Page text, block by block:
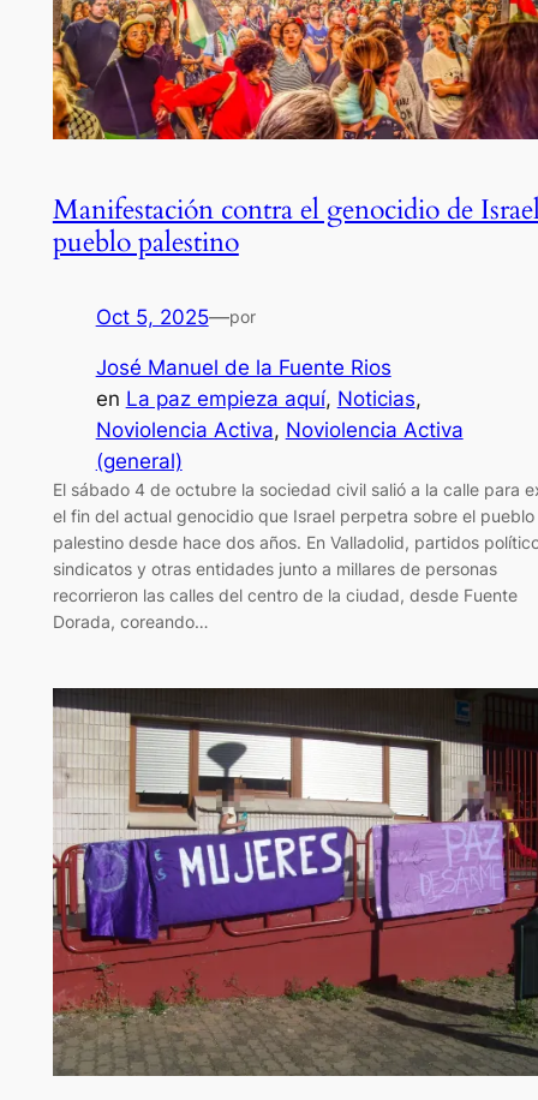
Manifestación contra el genocidio de
pueblo palestino
Oct 5, 2025—por
José Manuel de la Fuente Rios
en La paz empieza aquí, Noticias
Noviolencia Activa, Noviolencia Activa
(general)
El sábado 4 de octubre la sociedad civil salió a la calle para
el fin del actual genocidio que Israel perpetra sobre el pueblo
palestino desde hace dos años. En Valladolid, partidos
sindicatos y otras entidades junto a millares de personas
recorrieron las calles del centro de la ciudad, desde Fuente
Dorada, coreando…